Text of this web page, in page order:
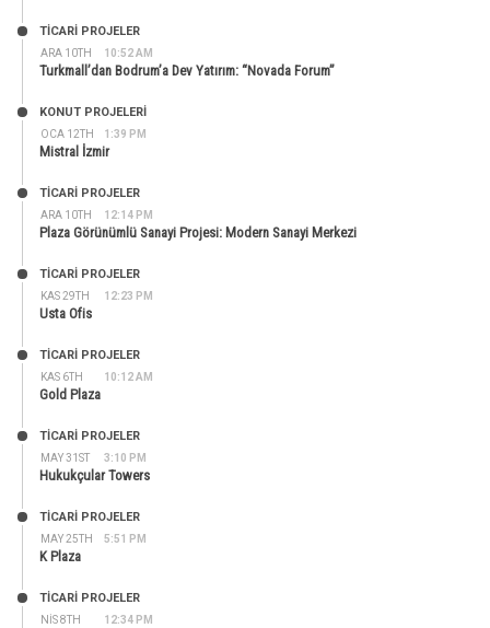
ARA 10TH 10:52 AM
TİCARİ PROJELER
Turkmall’dan Bodrum’a Dev Yatırım: “Novada Forum”
OCA 12TH 1:39 PM
KONUT PROJELERI
Mistral İzmir
ARA 10TH 12:14 PM
TİCARİ PROJELER
Plaza Görünümlü Sanayi Projesi: Modern Sanayi Merkezi
KAS 29TH 12:23 PM
TİCARİ PROJELER
Usta Ofis
KAS 6TH 10:12 AM
TİCARİ PROJELER
Gold Plaza
MAY 31ST 3:10 PM
TİCARİ PROJELER
Hukukçular Towers
MAY 25TH 5:51 PM
TİCARİ PROJELER
K Plaza
NIS 8TH 12:34 PM
TİCARİ PROJELER